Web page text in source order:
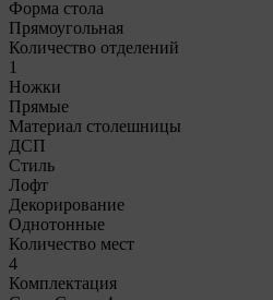
Форма стола
Прямоугольная
Количество отделений
1
Ножки
Прямые
Материал столешницы
ДСП
Стиль
Лофт
Декорирование
Однотонные
Количество мест
4
Комплектация